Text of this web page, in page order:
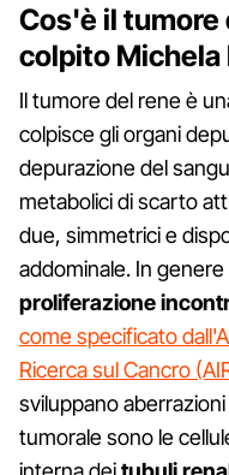
Cos'è il tumore
colpito Michela
Il tumore del rene è
colpisce gli organi
depurazione del
metabolici di scarto
due, simmetrici e
addominale. In
proliferazione
come specificato
Ricerca sul Cancro
sviluppano
tumorale sono le